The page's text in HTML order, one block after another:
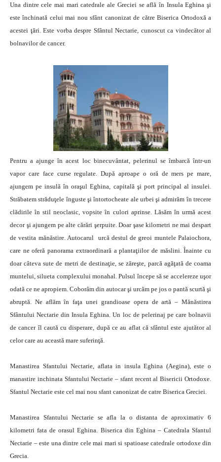
Una dintre cele mai mari catedrale ale Greciei se află în Insula Eghina şi
este închinată celui mai nou sfânt canonizat de către Biserica Ortodoxă a
acestei ţări. Este vorba despre Sfântul Nectarie, cunoscut ca vindecător al
bolnavilor de cancer.
Pentru a ajunge în acest loc binecuvântat, pele­rinul se îmbarcă într-un
vapor care face curse regulate. După aproape o oră de mers pe mare,
ajungem pe insulă în oraşul Eghina, capitală şi port principal al insulei.
Străbatem străduţele înguste şi întor­tocheate ale urbei şi admirăm în trecere
clădirile în stil neoclasic, vopsite în culori aprinse. Lăsăm în urmă acest
decor şi ajungem pe alte cărări şerpuite. Doar şase kilometri ne mai despart
de vestita mănăstire. Autocarul ur­că destul de greoi muntele Palaiochora,
care ne oferă pa­norama extraordinară a plan­taţiilor de măslini. Înainte cu
doar câteva sute de metri de destinaţie, se zăreşte, parcă agăţată de coama
muntelui, silueta complexului monahal. Pulsul începe să se accelereze uşor
odată ce ne apropiem. Coborâm din autocar şi urcăm pe jos o pantă scurtă şi
abruptă. Ne aflăm în faţa unei grandioase opera de artă – Mănăstirea
Sfântului Nectarie din Insula Eghina. Un loc de pelerinaj pe care bolnavii
de cancer îl caută cu disperare, după ce au aflat că sfântul este ajutător al
celor care au această mare suferinţă.
Manastirea Sfantului Nectarie, aflata in insula Eghina (Aegina), este o
manastire inchinata Sfantului Nectarie – sfant recent al Bisericii Ortodoxe.
Sfantul Nectarie este cel mai nou sfant canonizat de catre Biserica Greciei.
Manastirea Sfantului Nectarie se afla la o distanta de aproximativ 6
kilometri fata de orasul Eghina. Biserica din Eghina – Catedrala Sfantul
Nectarie – este una dintre cele mai mari si spatioase catedrale ortodoxe din
Grecia.